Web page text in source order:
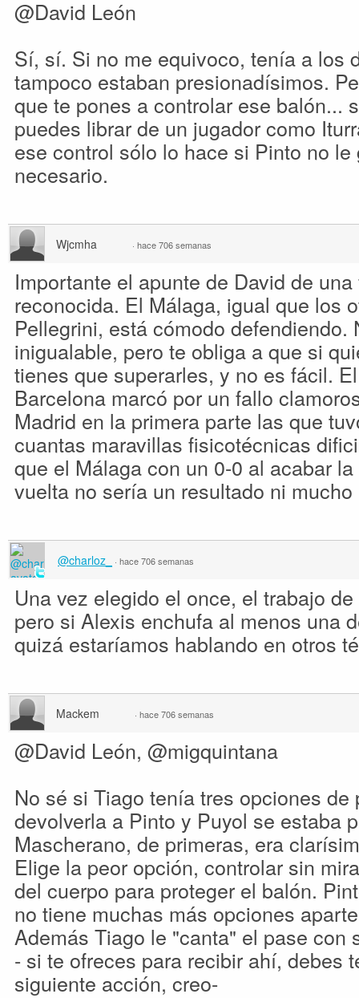
@David León
Sí, sí. Si no me equivoco, tenía a los
tampoco estaban presionadísimos.
que te pones a controlar ese balón...
puedes librar de un jugador como
ese control sólo lo hace si Pinto no
necesario.
Wjcmha · hace 706 semanas
Importante el apunte de David de
reconocida. El Málaga, igual que los
Pellegrini, está cómodo defendiendo.
inigualable, pero te obliga a que si
tienes que superarles, y no es fácil.
Barcelona marcó por un fallo
Madrid en la primera parte las que
cuantas maravillas fisicotécnicas
que el Málaga con un 0-0 al acabar
vuelta no sería un resultado ni
@charloz_ · hace 706 semanas
Una vez elegido el once, el trabajo
pero si Alexis enchufa al menos una
quizá estaríamos hablando en otros
Mackem · hace 706 semanas
@David León, @migquintana
No sé si Tiago tenía tres opciones de
devolverla a Pinto y Puyol se estaba
Mascherano, de primeras, era
Elige la peor opción, controlar sin
del cuerpo para proteger el balón.
no tiene muchas más opciones
Además Tiago le "canta" el pase con
- si te ofreces para recibir ahí, debes
siguiente acción, creo-